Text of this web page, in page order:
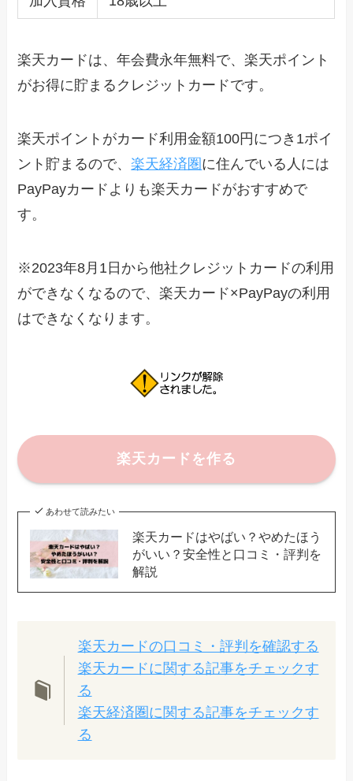
楽天カードは、年会費永年無料で、楽天ポイント
がお得に貯まるクレジットカードです。
楽天ポイントがカード利用金額100円につき1ポイ
ント貯まるので、楽天経済圏 に住んでいる人には
PayPayカードよりも楽天カードがおすすめで
す。
※2023年8月1日から他社クレジットカードの利用
ができなくなるので、楽天カード×PayPayの利用
はできなくなります。
楽天カードを作る
あわせて読みたい
楽天カードはやばい？やめたほう
がいい？安全性と口コミ・評判を
解説
楽天カードの口コミ・評判を確認する
楽天カードに関する記事をチェックす
る
楽天経済圏に関する記事をチェックす
る